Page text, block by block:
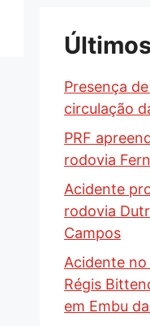
Presença
circulação
PRF
rodovia
Acidente
rodovia
Campos
Acidente
Régis
em Embu